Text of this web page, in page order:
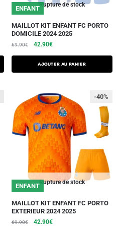
du
produit
Rupture de stock
ENFANT
MAILLOT KIT ENFANT FC PORTO
DOMICILE 2024 2025
69.90€
Le
initial
était :
42.90€Le
actuel
est :
AJOUTER AU PANIER
Ce
produit
a
plusieurs
variations.
options
peuvent
être
choisies
du
produit
Rupture de stock
ENFANT
-40%
MAILLOT KIT ENFANT FC PORTO
EXTERIEUR 2024 2025
69.90€
Le
42.90€Le
Ce
produit